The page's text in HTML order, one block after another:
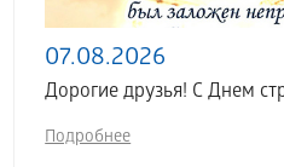
07.08.2026
Дорогие друзья! С Днем
Подробнее